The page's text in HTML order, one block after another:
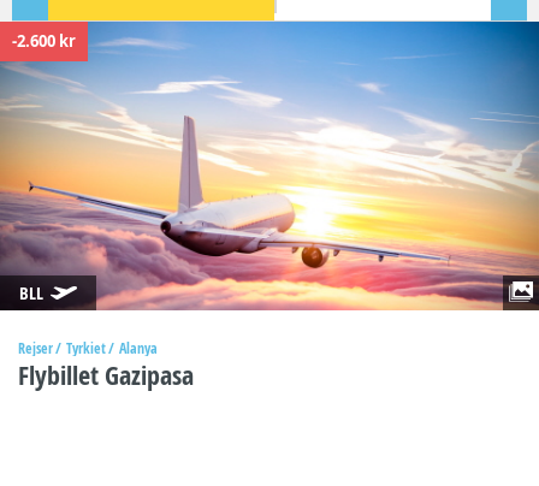
-2.600 kr
BLL
Rejser Tyrkiet Alanya
Flybillet Gazipasa